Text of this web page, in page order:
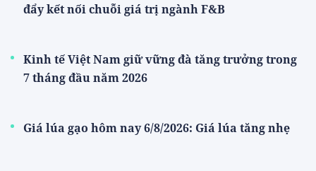
đẩy kết nối chuỗi giá trị ngành F&B
Kinh tế Việt Nam giữ vững đà tăng trưởng trong
7 tháng đầu năm 2026
Giá lúa gạo hôm nay 6/8/2026: Giá lúa tăng nhẹ